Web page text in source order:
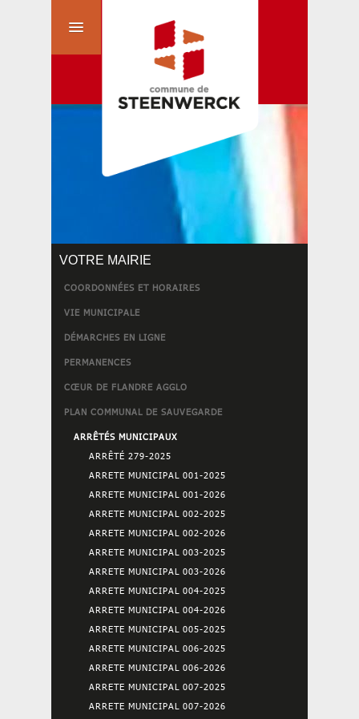
VOTRE MAIRIE
COORDONNÉES ET HORAIRES
VIE MUNICIPALE
DÉMARCHES EN LIGNE
PERMANENCES
CŒUR DE FLANDRE AGGLO
PLAN COMMUNAL DE SAUVEGARDE
ARRÊTÉS MUNICIPAUX
ARRÊTÉ 279-2025
ARRETE MUNICIPAL 001-2025
ARRETE MUNICIPAL 001-2026
ARRETE MUNICIPAL 002-2025
ARRETE MUNICIPAL 002-2026
ARRETE MUNICIPAL 003-2025
ARRETE MUNICIPAL 003-2026
ARRETE MUNICIPAL 004-2025
ARRETE MUNICIPAL 004-2026
ARRETE MUNICIPAL 005-2025
ARRETE MUNICIPAL 006-2025
ARRETE MUNICIPAL 006-2026
ARRETE MUNICIPAL 007-2025
ARRETE MUNICIPAL 007-2026